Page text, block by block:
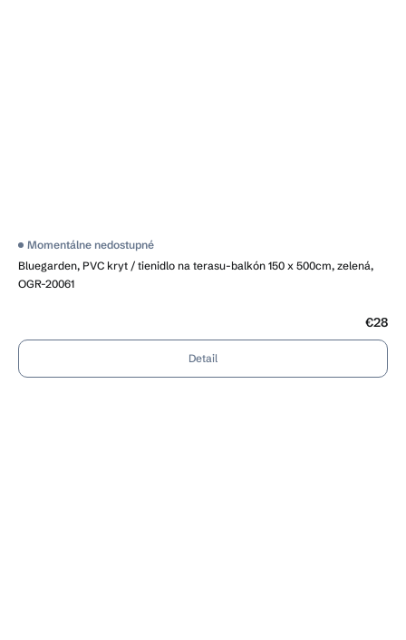
Bluegarden, PVC kryt / tienidlo na terasu-balkón 150 x 500cm, zelená,
OGR-20061
Momentálne nedostupné
€28
Detail